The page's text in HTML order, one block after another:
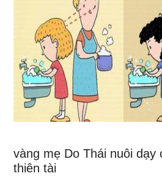
vàng mẹ Do Thái nuôi dạy
thiên tài